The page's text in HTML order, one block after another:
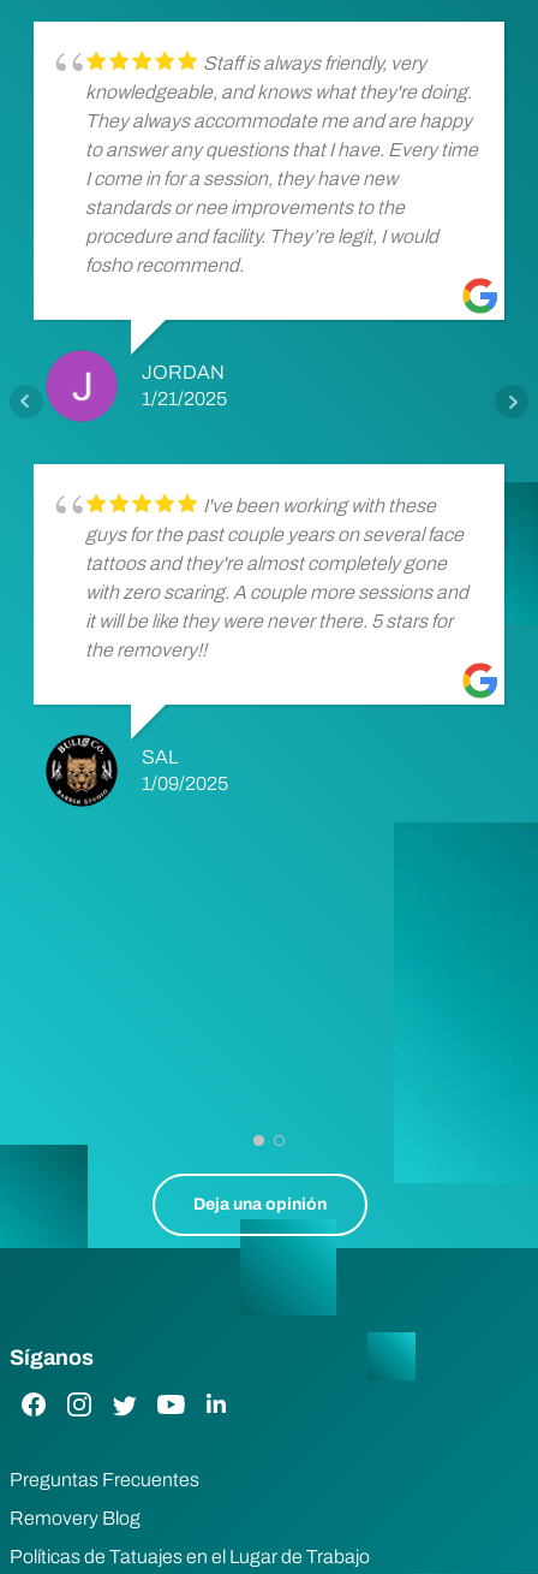
Staff is always friendly, very
knowledgeable, and knows what they're doing.
They always accommodate me and are happy
to answer any questions that I have. Every time
I come in for a session, they have new
standards or nee improvements to the
procedure and facility. They’re legit, I would
fosho recommend.
JORDAN
1/21/2025
I've been working with these
guys for the past couple years on several face
tattoos and they're almost completely gone
with zero scaring. A couple more sessions and
it will be like they were never there. 5 stars for
the removery!!
SAL
1/09/2025
Deja una opinión
Síganos
Enlace de Facebook
Enlace de Instagram
Enlace de Twitter
Enlace de YouTube
Enlace de LinkedIn
Preguntas Frecuentes
Removery Blog
Políticas de Tatuajes en el Lugar de Trabajo